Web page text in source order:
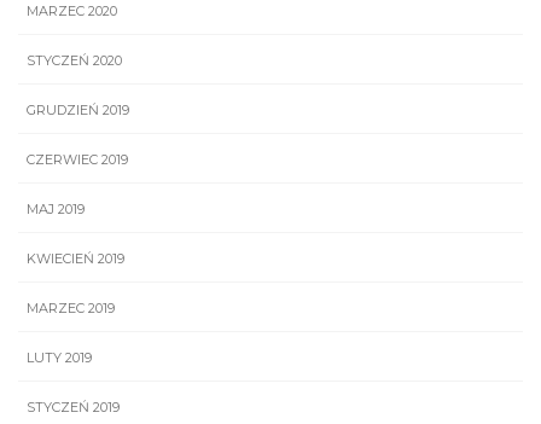
MARZEC 2020
STYCZEŃ 2020
GRUDZIEŃ 2019
CZERWIEC 2019
MAJ 2019
KWIECIEŃ 2019
MARZEC 2019
LUTY 2019
STYCZEŃ 2019